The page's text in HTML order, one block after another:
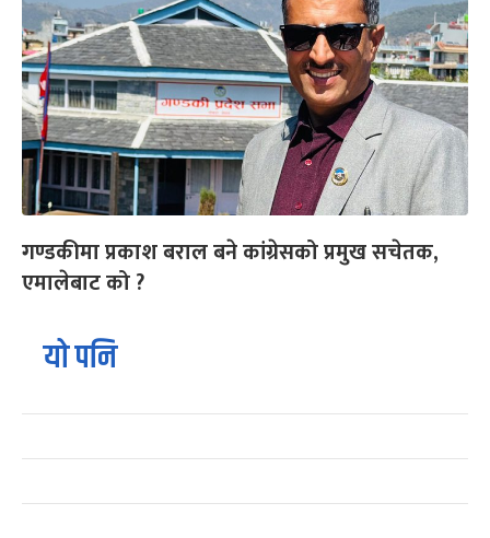
गण्डकीमा प्रकाश बराल बने कांग्रेसको प्रमुख सचेतक,
एमालेबाट को ?
यो पनि